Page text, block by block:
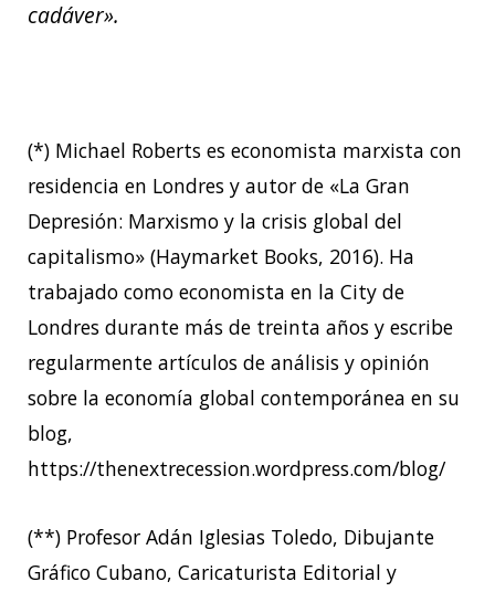
cadáver».
(*) Michael Roberts es economista marxista con
residencia en Londres y autor de «La Gran
Depresión: Marxismo y la crisis global del
capitalismo» (Haymarket Books, 2016). Ha
trabajado como economista en la City de
Londres durante más de treinta años y escribe
regularmente artículos de análisis y opinión
sobre la economía global contemporánea en su
blog,
https://thenextrecession.wordpress.com/blog/
(**) Profesor Adán Iglesias Toledo, Dibujante
Gráfico Cubano, Caricaturista Editorial y